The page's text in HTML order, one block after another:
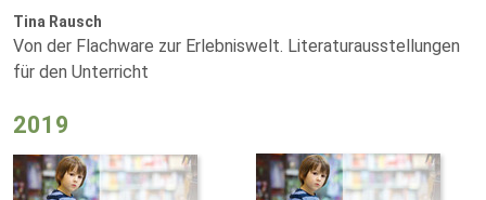
Tina Rausch
Von der Flachware zur Erlebniswelt. Literaturausstellungen
für den Unterricht
2019